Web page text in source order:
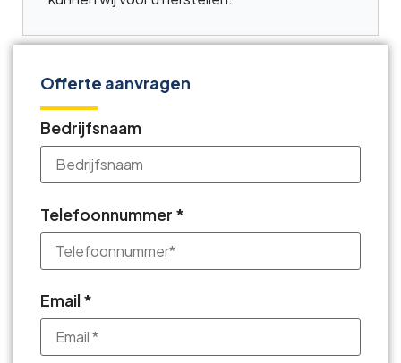
Offerte aanvragen
Bedrijfsnaam
Telefoonnummer *
Email *